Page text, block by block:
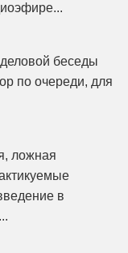
беседы
по очереди, для
ложная
в